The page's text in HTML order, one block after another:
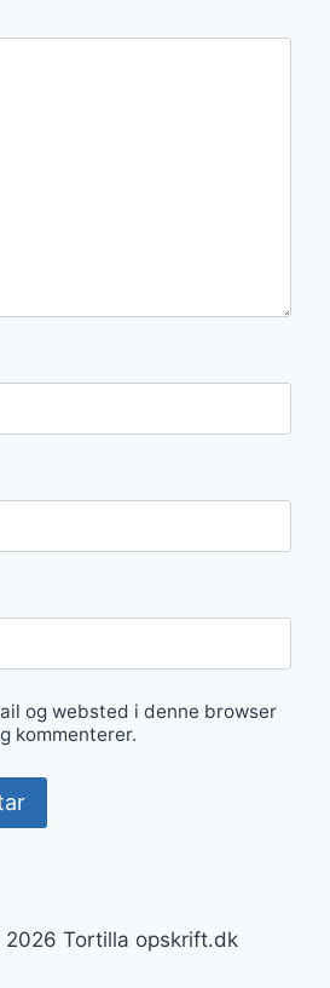
og websted i denne browser
kommenterer.
Tortilla opskrift.dk